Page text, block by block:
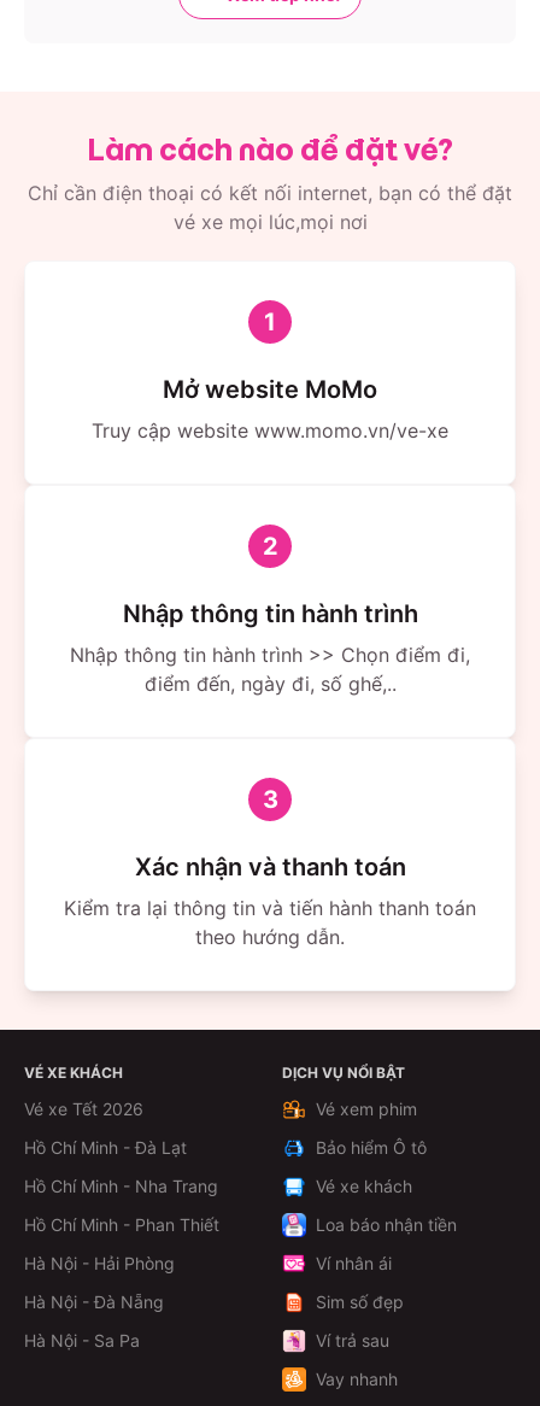
Làm cách nào để đặt vé?
Chỉ cần điện thoại có kết nối internet, bạn có thể đặt
vé xe mọi lúc,mọi nơi
1
Mở website MoMo
Truy cập website www.momo.vn/ve-xe
2
Nhập thông tin hành trình
Nhập thông tin hành trình >> Chọn điểm đi,
điểm đến, ngày đi, số ghế,..
3
Xác nhận và thanh toán
Kiểm tra lại thông tin và tiến hành thanh toán
theo hướng dẫn.
VÉ XE KHÁCH
Vé xe Tết 2026
Hồ Chí Minh - Đà Lạt
Hồ Chí Minh - Nha Trang
Hồ Chí Minh - Phan Thiết
Hà Nội - Hải Phòng
Hà Nội - Đà Nẵng
Hà Nội - Sa Pa
DỊCH VỤ NỔI BẬT
Vé xem phim
Bảo hiểm Ô tô
Vé xe khách
Loa báo nhận tiền
Ví nhân ái
Sim số đẹp
Ví trả sau
Vay nhanh